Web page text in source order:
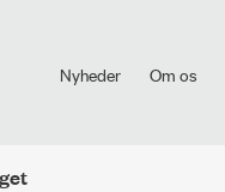
Nyheder Om os